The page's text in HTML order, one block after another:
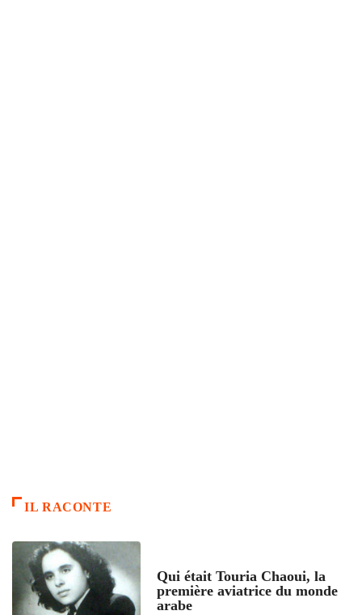
IL RACONTE
Qui était Touria Chaoui, la
première aviatrice du monde
arabe